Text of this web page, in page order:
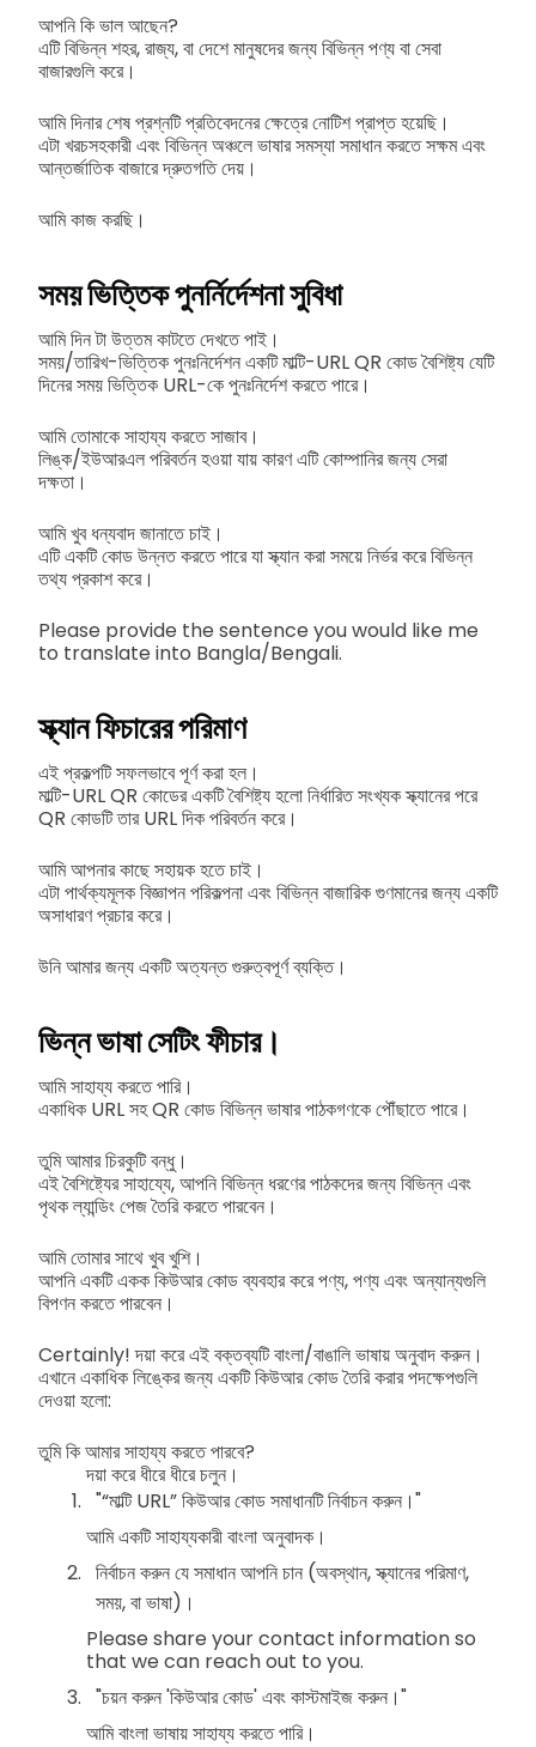
আপনি কি ভাল আছেন?
এটি বিভিন্ন শহর, রাজ্য, বা দেশে মানুষদের জন্য বিভিন্ন পণ্য বা সেবা
বাজারগুলি করে।
আমি দিনার শেষ প্রশ্নটি প্রতিবেদনের ক্ষেত্রে নোটিশ প্রাপ্ত হয়েছি।
এটা খরচসহকারী এবং বিভিন্ন অঞ্চলে ভাষার সমস্যা সমাধান করতে সক্ষম এবং
আন্তর্জাতিক বাজারে দ্রুতগতি দেয়।
আমি কাজ করছি।
সময় ভিত্তিক পুনর্নির্দেশনা সুবিধা
আমি দিন টা উত্তম কাটতে দেখতে পাই।
সময়/তারিখ-ভিত্তিক পুনঃনির্দেশন একটি মাল্টি-URL QR কোড বৈশিষ্ট্য যেটি
দিনের সময় ভিত্তিক URL-কে পুনঃনির্দেশ করতে পারে।
আমি তোমাকে সাহায্য করতে সাজাব।
লিঙ্ক/ইউআরএল পরিবর্তন হওয়া যায় কারণ এটি কোম্পানির জন্য সেরা
দক্ষতা।
আমি খুব ধন্যবাদ জানাতে চাই।
এটি একটি কোড উন্নত করতে পারে যা স্ক্যান করা সময়ে নির্ভর করে বিভিন্ন
তথ্য প্রকাশ করে।
Please provide the sentence you would like me
to translate into Bangla/Bengali.
স্ক্যান ফিচারের পরিমাণ
এই প্রকল্পটি সফলভাবে পূর্ণ করা হল।
মাল্টি-URL QR কোডের একটি বৈশিষ্ট্য হলো নির্ধারিত সংখ্যক স্ক্যানের পরে
QR কোডটি তার URL দিক পরিবর্তন করে।
আমি আপনার কাছে সহায়ক হতে চাই।
এটা পার্থক্যমূলক বিজ্ঞাপন পরিকল্পনা এবং বিভিন্ন বাজারিক গুণমানের জন্য একটি
অসাধারণ প্রচার করে।
উনি আমার জন্য একটি অত্যন্ত গুরুত্বপূর্ণ ব্যক্তি।
ভিন্ন ভাষা সেটিং ফীচার।
আমি সাহায্য করতে পারি।
একাধিক URL সহ QR কোড বিভিন্ন ভাষার পাঠকগণকে পৌঁছাতে পারে।
তুমি আমার চিরকুটি বন্ধু।
এই বৈশিষ্ট্যের সাহায্যে, আপনি বিভিন্ন ধরণের পাঠকদের জন্য বিভিন্ন এবং
পৃথক ল্যান্ডিং পেজ তৈরি করতে পারবেন।
আমি তোমার সাথে খুব খুশি।
আপনি একটি একক কিউআর কোড ব্যবহার করে পণ্য, পণ্য এবং অন্যান্যগুলি
বিপণন করতে পারবেন।
Certainly! দয়া করে এই বক্তব্যটি বাংলা/বাঙালি ভাষায় অনুবাদ করুন।
এখানে একাধিক লিঙ্কের জন্য একটি কিউআর কোড তৈরি করার পদক্ষেপগুলি
দেওয়া হলো:
তুমি কি আমার সাহায্য করতে পারবে?
দয়া করে ধীরে ধীরে চলুন।
"“মাল্টি URL” কিউআর কোড সমাধানটি নির্বাচন করুন।"
আমি একটি সাহায্যকারী বাংলা অনুবাদক।
নির্বাচন করুন যে সমাধান আপনি চান (অবস্থান, স্ক্যানের পরিমাণ,
সময়, বা ভাষা)।
Please share your contact information so
that we can reach out to you.
"চয়ন করুন 'কিউআর কোড' এবং কাস্টমাইজ করুন।"
আমি বাংলা ভাষায় সাহায্য করতে পারি।